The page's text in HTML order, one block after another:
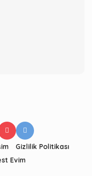
Gizlilik Politikası
Evim